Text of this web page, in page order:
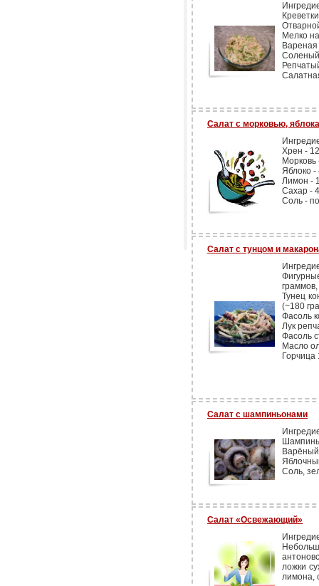
Мелко
Вареная
Соленый
Салат с морковью,
Хрен -
Морковь
Яблоко -
Лимон -
Сахар -
Соль -
Салат с тунцом и
граммов,
Тунец
(~180
Фасоль
Лук
Фасоль
Масло
Горчица
Салат с шампиньонами
Варёный
Соль,
Салат «Освежающий»
ложки
лимона,